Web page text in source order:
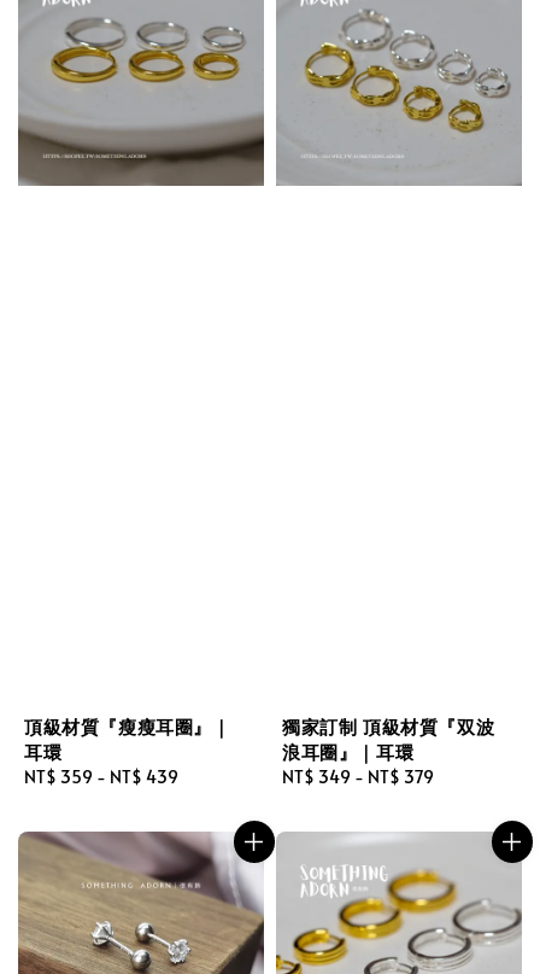
頂級材質『瘦瘦耳圈』｜
耳環
Regular
NT$ 359 - NT$ 439
獨家訂制 頂級材質『双波
浪耳圈』｜耳環
Regular
NT$ 349 - NT$ 379